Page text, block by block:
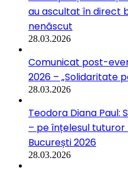
au ascultat în direct
nenăscut
28.03.2026
Comunicat post-
2026 – „Solidaritate
28.03.2026
Teodora Diana
– pe înțelesul
București 2026
28.03.2026